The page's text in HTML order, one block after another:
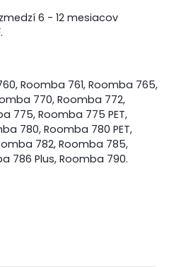
6 - 12 mesiacov
Roomba 761, Roomba 765,
770, Roomba 772,
775, Roomba 775 PET,
780, Roomba 780 PET,
782, Roomba 785,
786 Plus, Roomba 790.